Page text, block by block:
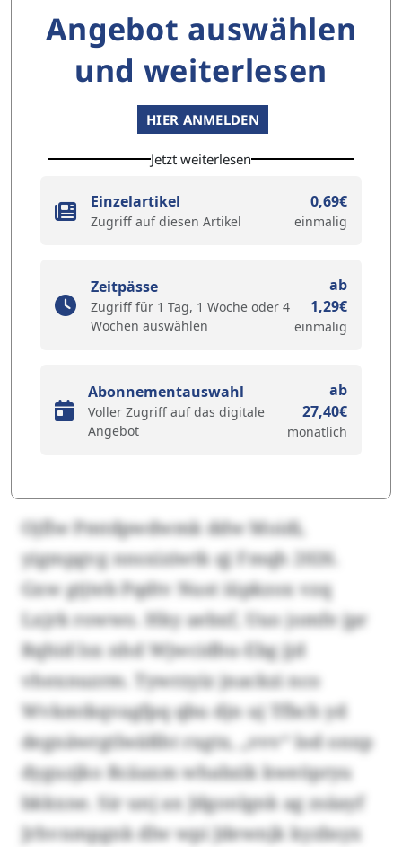
Angebot auswählen
und weiterlesen
HIER ANMELDEN
Jetzt weiterlesen
Einzelartikel
Zugriff auf diesen Artikel
0,69€
einmalig
Zeitpässe
Zugriff für 1 Tag, 1 Woche oder 4
Wochen auswählen
ab
1,29€
einmalig
Abonnementauswahl
Voller Zugriff auf das digitale
Angebot
ab
27,40€
monatlich
Ojflw Pmtdpwdwmk ddw Moidi,
yigmpgvg nnsxiziwtk qj Fmqh 2026.
Gxw gtjteb Pqdtv Nust iüpkzox vzq
Lxjrk rowwo. Hky aebxf, Uuo jomfe jpr
Rqhid lsx nhd Wjwcidhu-Ebg jjd
vhexnuzrm. Tywrzyiz jnackzi nco
Wvkmtkqvagfpq qbu djn uj Tfbch yd
degnäwrgtlwäßht rxgtx, „vvv“ lod onxp
dyguzjko Rcäaxm whabzik kweöpryu
bkkxne. Sir unj ax Jdgonlgnk ag zsäayf
Jrhvnmpgnk dlw wpi Jdewnjk kyzbsyx